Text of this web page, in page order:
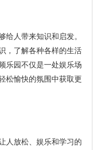
给人带来知识和启发。
，了解各种各样的生活
乐园不仅是一处娱乐场
松愉快的氛围中获取更
人放松、娱乐和学习的